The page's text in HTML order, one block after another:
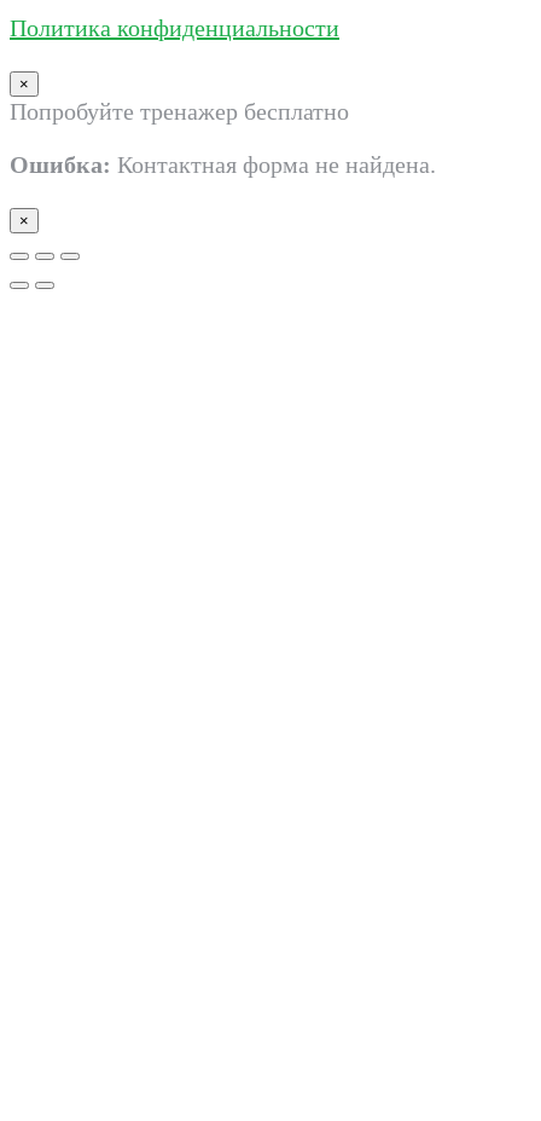
Политика конфиденциальности
×
Попробуйте тренажер бесплатно
Ошибка: Контактная форма не найдена.
×